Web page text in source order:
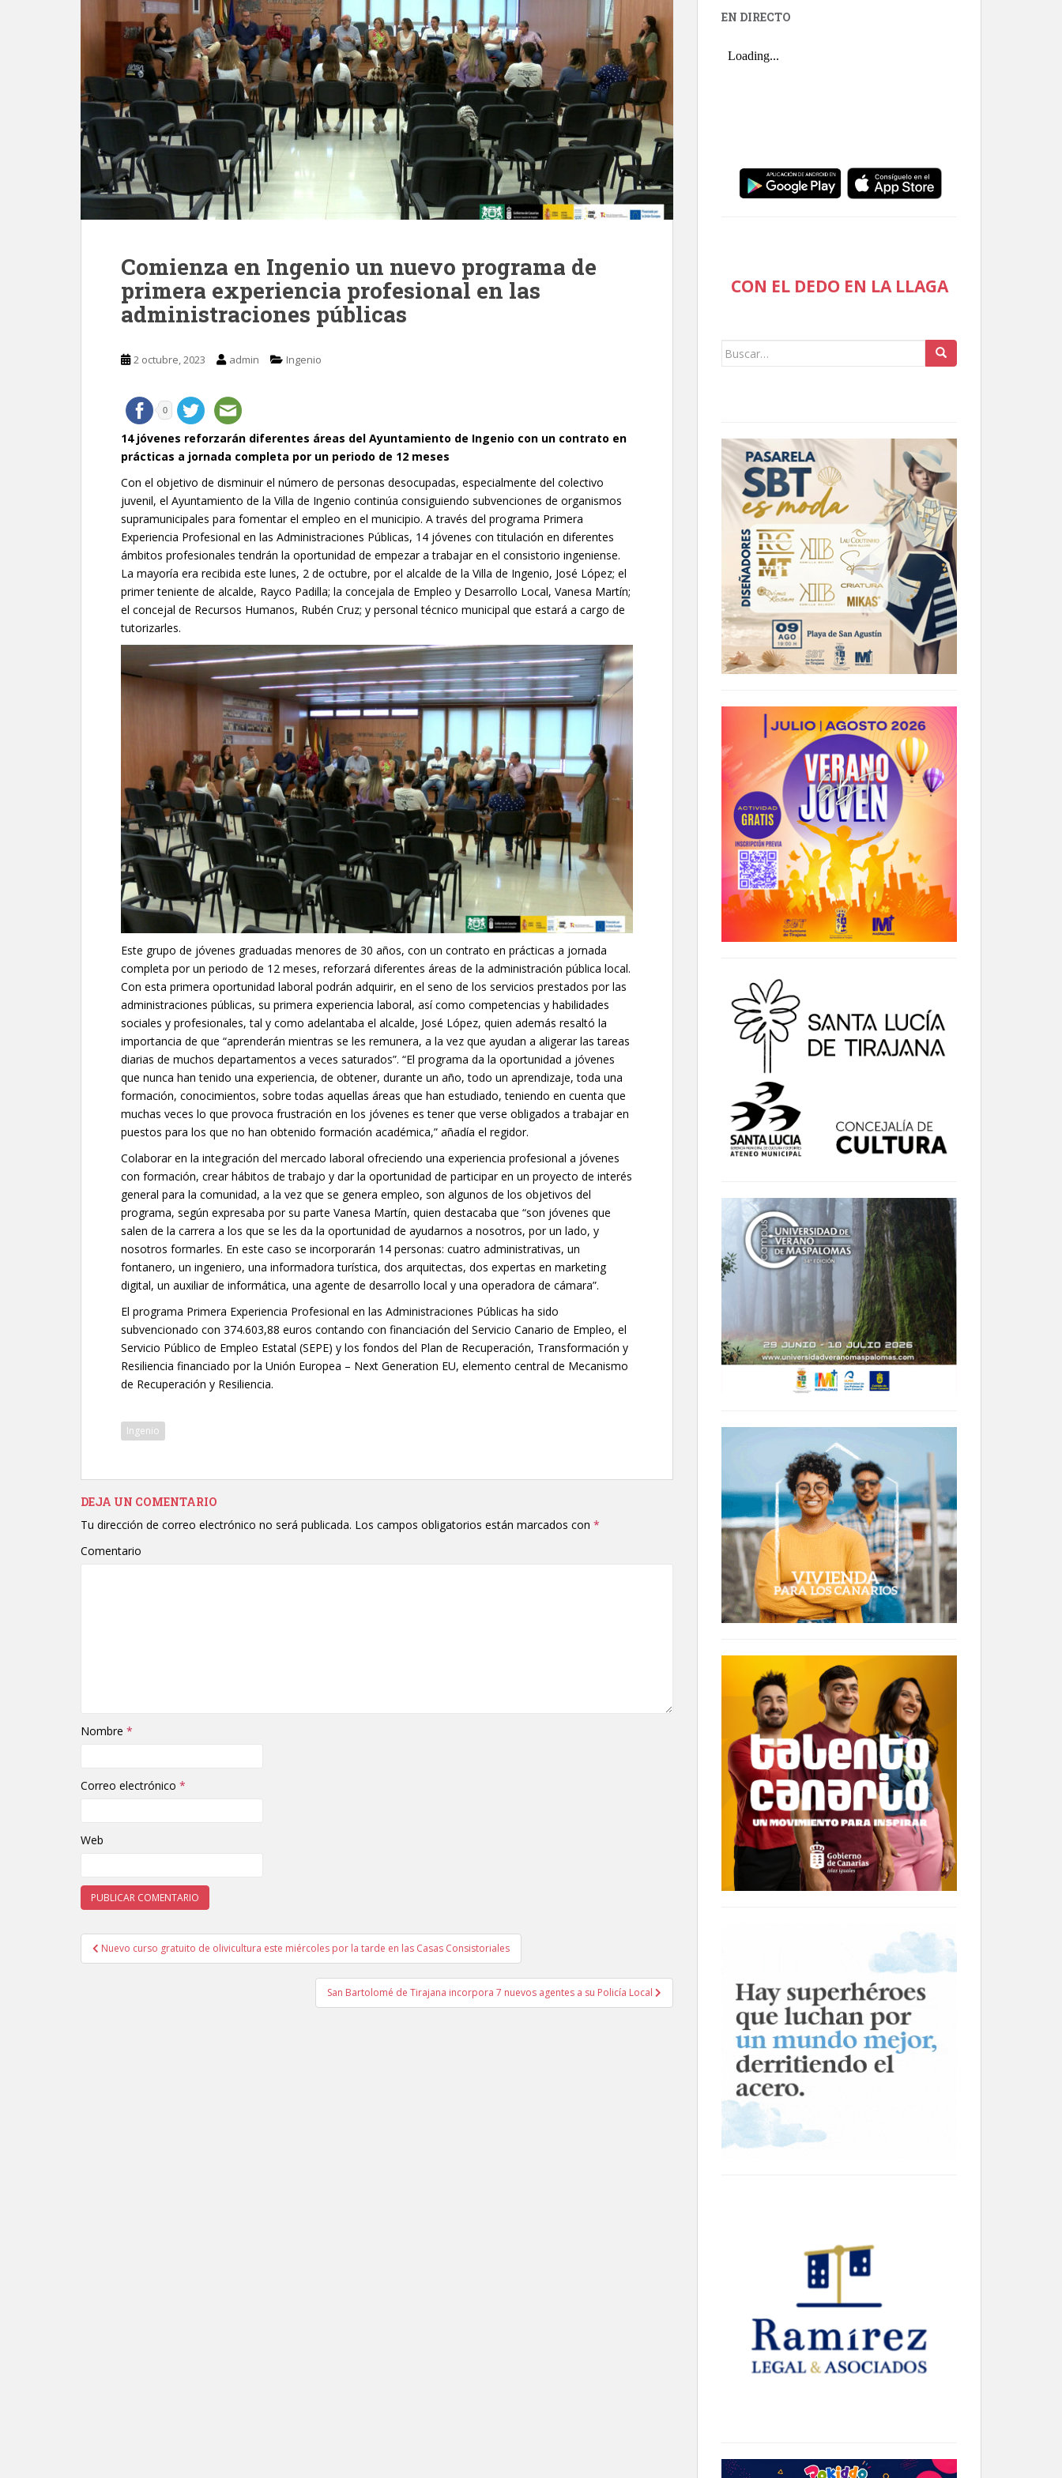
Comienza en Ingenio un nuevo programa de
primera experiencia profesional en las
administraciones públicas
2 octubre, 2023 admin Ingenio
0
14 jóvenes reforzarán diferentes áreas del Ayuntamiento de Ingenio con un contrato en
prácticas a jornada completa por un periodo de 12 meses
Con el objetivo de disminuir el número de personas desocupadas, especialmente del colectivo
juvenil, el Ayuntamiento de la Villa de Ingenio continúa consiguiendo subvenciones de organismos
supramunicipales para fomentar el empleo en el municipio. A través del programa Primera
Experiencia Profesional en las Administraciones Públicas, 14 jóvenes con titulación en diferentes
ámbitos profesionales tendrán la oportunidad de empezar a trabajar en el consistorio ingeniense.
La mayoría era recibida este lunes, 2 de octubre, por el alcalde de la Villa de Ingenio, José López; el
primer teniente de alcalde, Rayco Padilla; la concejala de Empleo y Desarrollo Local, Vanesa Martín;
el concejal de Recursos Humanos, Rubén Cruz; y personal técnico municipal que estará a cargo de
tutorizarles.
Este grupo de jóvenes graduadas menores de 30 años, con un contrato en prácticas a jornada
completa por un periodo de 12 meses, reforzará diferentes áreas de la administración pública local.
Con esta primera oportunidad laboral podrán adquirir, en el seno de los servicios prestados por las
administraciones públicas, su primera experiencia laboral, así como competencias y habilidades
sociales y profesionales, tal y como adelantaba el alcalde, José López, quien además resaltó la
importancia de que “aprenderán mientras se les remunera, a la vez que ayudan a aligerar las tareas
diarias de muchos departamentos a veces saturados”. “El programa da la oportunidad a jóvenes
que nunca han tenido una experiencia, de obtener, durante un año, todo un aprendizaje, toda una
formación, conocimientos, sobre todas aquellas áreas que han estudiado, teniendo en cuenta que
muchas veces lo que provoca frustración en los jóvenes es tener que verse obligados a trabajar en
puestos para los que no han obtenido formación académica,” añadía el regidor.
Colaborar en la integración del mercado laboral ofreciendo una experiencia profesional a jóvenes
con formación, crear hábitos de trabajo y dar la oportunidad de participar en un proyecto de interés
general para la comunidad, a la vez que se genera empleo, son algunos de los objetivos del
programa, según expresaba por su parte Vanesa Martín, quien destacaba que “son jóvenes que
salen de la carrera a los que se les da la oportunidad de ayudarnos a nosotros, por un lado, y
nosotros formarles. En este caso se incorporarán 14 personas: cuatro administrativas, un
fontanero, un ingeniero, una informadora turística, dos arquitectas, dos expertas en marketing
digital, un auxiliar de informática, una agente de desarrollo local y una operadora de cámara”.
El programa Primera Experiencia Profesional en las Administraciones Públicas ha sido
subvencionado con 374.603,88 euros contando con financiación del Servicio Canario de Empleo, el
Servicio Público de Empleo Estatal (SEPE) y los fondos del Plan de Recuperación, Transformación y
Resiliencia financiado por la Unión Europea – Next Generation EU, elemento central de Mecanismo
de Recuperación y Resiliencia.
Ingenio
DEJA UN COMENTARIO
Tu dirección de correo electrónico no será publicada. Los campos obligatorios están marcados con *
Comentario
Nombre *
Correo electrónico *
Web
Navegación de entradas
Nuevo curso gratuito de olivicultura este miércoles por la tarde en las Casas Consistoriales
San Bartolomé de Tirajana incorpora 7 nuevos agentes a su Policía Local
EN DIRECTO
CON EL DEDO EN LA LLAGA
Buscar: